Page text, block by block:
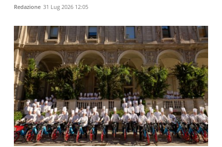
Redazione 31 Lug 2026 12:05